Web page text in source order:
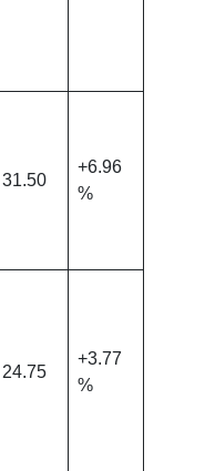
31.50
+6.96
%
24.75
+3.77
%